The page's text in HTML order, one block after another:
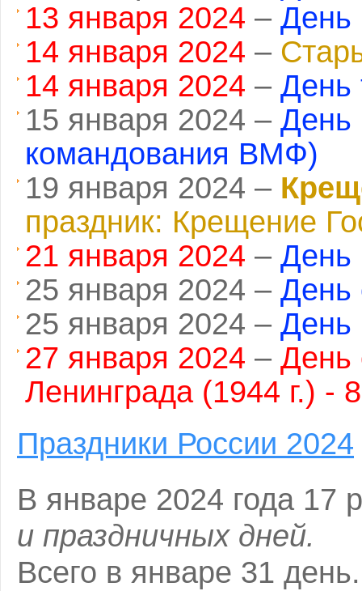
13 января 2024 – День
14 января 2024 –
14 января 2024 – День
15 января 2024 – День
командования ВМФ)
19 января 2024 –
праздник: Крещение
21 января 2024 – День
25 января 2024 – День
25 января 2024 –
27 января 2024 – День
Ленинграда (1944 г.) -
Праздники России 2024
В январе 2024 года 17
и праздничных дней.
Всего в январе 31 день.